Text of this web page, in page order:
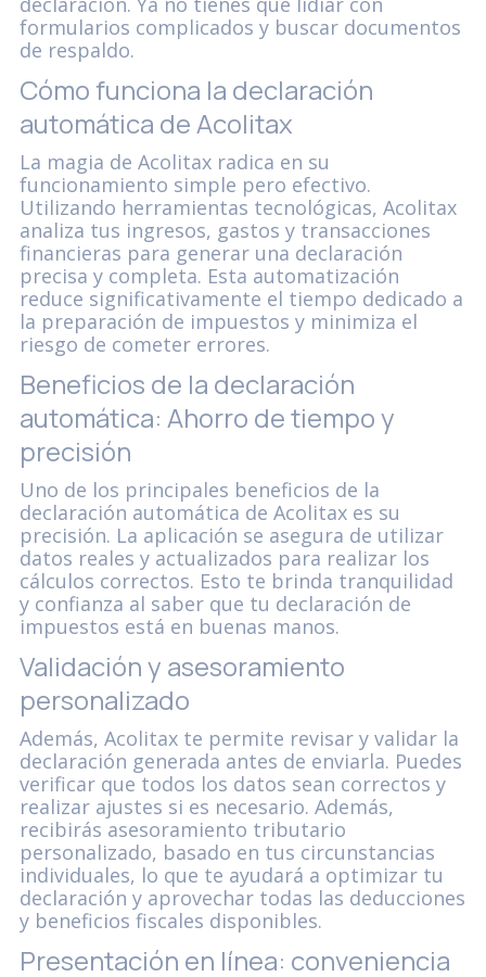
formularios complicados y buscar documentos
de respaldo.
Cómo funciona la declaración
automática de Acolitax
La magia de Acolitax radica en su
funcionamiento simple pero efectivo.
Utilizando herramientas tecnológicas, Acolitax
analiza tus ingresos, gastos y transacciones
financieras para generar una declaración
precisa y completa. Esta automatización
reduce significativamente el tiempo dedicado a
la preparación de impuestos y minimiza el
riesgo de cometer errores.
Beneficios de la declaración
automática: Ahorro de tiempo y
precisión
Uno de los principales beneficios de la
declaración automática de Acolitax es su
precisión. La aplicación se asegura de utilizar
datos reales y actualizados para realizar los
cálculos correctos. Esto te brinda tranquilidad
y confianza al saber que tu declaración de
impuestos está en buenas manos.
Validación y asesoramiento
personalizado
Además, Acolitax te permite revisar y validar la
declaración generada antes de enviarla. Puedes
verificar que todos los datos sean correctos y
realizar ajustes si es necesario. Además,
recibirás asesoramiento tributario
personalizado, basado en tus circunstancias
individuales, lo que te ayudará a optimizar tu
declaración y aprovechar todas las deducciones
y beneficios fiscales disponibles.
Presentación en línea: conveniencia